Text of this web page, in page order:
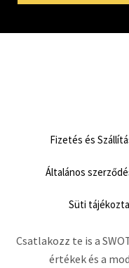
Fizetés és
Általános
Süti
Csatlakozz te is a
értékek és a